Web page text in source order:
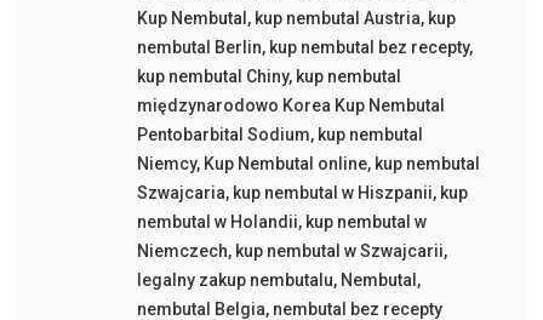
Kup Nembutal , kup nembutal Austria, kup
nembutal Berlin, kup nembutal bez recepty,
kup nembutal Chiny, kup nembutal
międzynarodowo Korea Kup Nembutal
Pentobarbital Sodium, kup nembutal
Niemcy, Kup Nembutal online, kup nembutal
Szwajcaria, kup nembutal w Hiszpanii, kup
nembutal w Holandii, kup nembutal w
Niemczech, kup nembutal w Szwajcarii,
legalny zakup nembutalu, Nembutal ,
nembutal Belgia, nembutal bez recepty